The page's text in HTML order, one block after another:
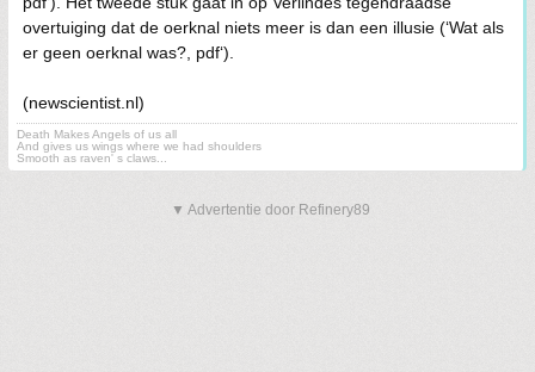
overtuiging dat de oerknal niets meer is dan een illusie (‘Wat als
er geen oerknal was?, pdf‘).
(newscientist.nl)
Death Makes Angels of us all
And gives us wings where we had shoulders
Smooth as raven' s claws...
▼ Advertentie door Refinery89